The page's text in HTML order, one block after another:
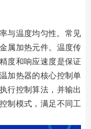
与温度均匀性。常见
属加热元件。温度传
度和响应速度是保证
加热器的核心控制单
行控制算法，并输出
制模式，满足不同工